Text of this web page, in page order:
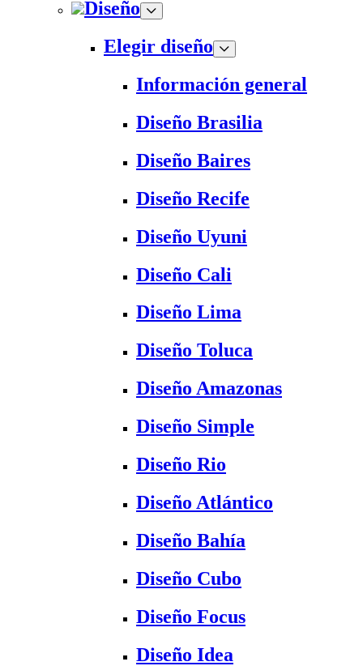
Diseño
Elegir diseño
Información general
Diseño Brasilia
Diseño Baires
Diseño Recife
Diseño Uyuni
Diseño Cali
Diseño Lima
Diseño Toluca
Diseño Amazonas
Diseño Simple
Diseño Rio
Diseño Atlántico
Diseño Bahía
Diseño Cubo
Diseño Focus
Diseño Idea